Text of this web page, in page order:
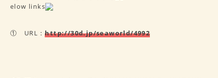
elow links
① URL：http://30d.jp/seaworld/4992